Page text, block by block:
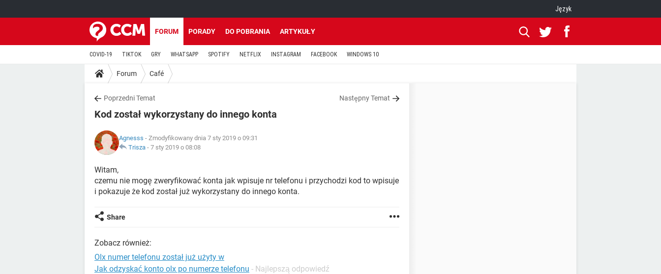
Język
FORUM PORADY DO POBRANIA ARTYKUŁY
COVID-19 TIKTOK GRY WHATSAPP SPOTIFY NETFLIX INSTAGRAM FACEBOOK WINDOWS 10
Forum Café
Poprzedni Temat Następny Temat
Kod został wykorzystany do innego konta
Agnesss - Zmodyfikowany dnia 7 sty 2019 o 09:31
Trisza - 7 sty 2019 o 08:08
Witam,
czemu nie mogę zweryfikować konta jak wpisuje nr telefonu i przychodzi kod to wpisuje
i pokazuje że kod został już wykorzystany do innego konta.
Share
Zobacz również:
Olx numer telefonu został już użyty w
Jak odzyskać konto olx po numerze telefonu - Najlepszą odpowiedź